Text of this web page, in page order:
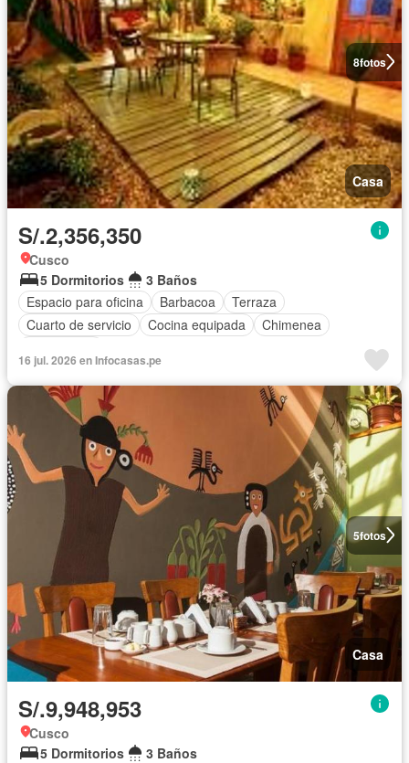
8fotos
Casa
S/.2,356,350
Cusco
5 Dormitorios
3 Baños
Espacio para oficina
Barbacoa
Terraza
Cuarto de servicio
Cocina equipada
Chimenea
16 jul. 2026 en Infocasas.pe
5fotos
Casa
S/.9,948,953
Cusco
5 Dormitorios
3 Baños